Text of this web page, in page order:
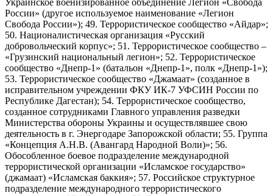
Украинское военизированное объединение Легион «Свобода
России» (другое используемое наименование «Легион
Свобода России»); 49. Террористическое сообщество «Айдар»;
50. Националистическая организация «Русский
добровольческий корпус»; 51. Террористическое сообщество –
«Грузинский национальный легион»; 52. Террористическое
сообщество «Днепр-1» (батальон «Днепр-1», полк «Днепр-1»);
53. Террористическое сообщество «Джамаат» (созданное в
исправительном учреждении ФКУ ИК-7 УФСИН России по
Республике Дагестан); 54. Террористическое сообщество,
созданное сотрудниками Главного управления разведки
Министерства обороны Украины и осуществлявшее свою
деятельность в г. Энергодаре Запорожской области; 55. Группа
«Концепция А.Н.В. (Авангард Народной Воли)»; 56.
Обособленное боевое подразделение международной
террористической организации «Исламское государство»
(джамаат) «Исламская баккия»; 57. Российское структурное
подразделение международного террористического